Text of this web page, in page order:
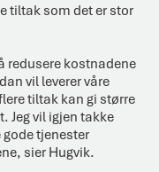
tiltak som det er stor
redusere kostnadene
vil leverer våre
tiltak kan gi større
Jeg vil igjen takke
tjenester
sier Hugvik.